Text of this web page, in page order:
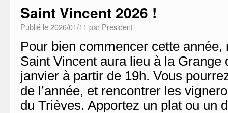
Saint Vincent 2026 !
Publié le2026/01/11 par President
Pour bien commencer cette année,
Saint Vincent aura lieu à la Grange
janvier à partir de 19h. Vous
de l’année, et rencontrer les
du Trièves. Apportez un plat ou un